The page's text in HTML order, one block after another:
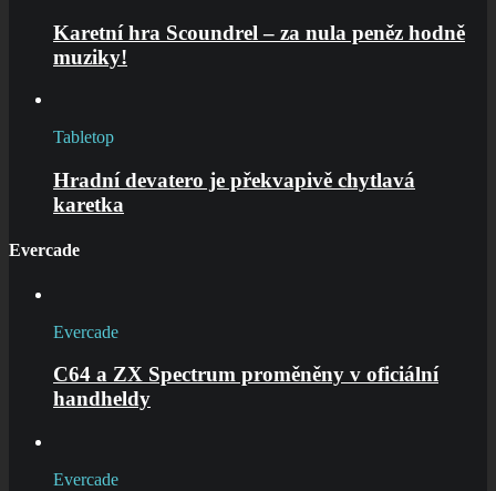
Karetní hra Scoundrel – za nula peněz hodně
muziky!
Tabletop
Hradní devatero je překvapivě chytlavá
karetka
Evercade
Evercade
C64 a ZX Spectrum proměněny v oficiální
handheldy
Evercade